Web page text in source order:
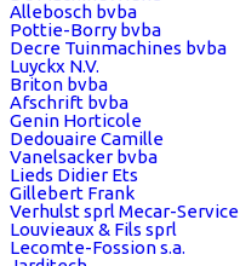
Allebosch bvba
Pottie-Borry bvba
Decre Tuinmachines bvba
Luyckx N.V.
Briton bvba
Afschrift bvba
Genin Horticole
Dedouaire Camille
Vanelsacker bvba
Lieds Didier Ets
Gillebert Frank
Verhulst sprl Mecar-Service
Louvieaux & Fils sprl
Lecomte-Fossion s.a.